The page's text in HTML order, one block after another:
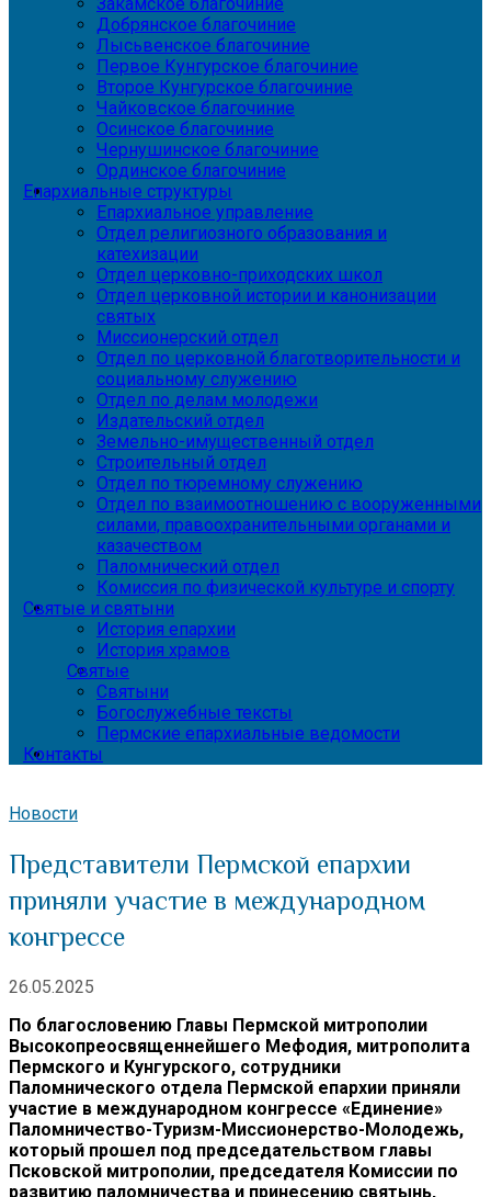
Добрянское благочиние
Лысьвенское благочиние
Первое Кунгурское благочиние
Второе Кунгурское благочиние
Чайковское благочиние
Осинское благочиние
Чернушинское благочиние
Ординское благочиние
Епархиальные структуры
Епархиальное управление
Отдел религиозного образования и
катехизации
Отдел церковно-приходских школ
Отдел церковной истории и канонизации
святых
Миссионерский отдел
Отдел по церковной благотворительности и
социальному служению
Отдел по делам молодежи
Издательский отдел
Земельно-имущественный отдел
Строительный отдел
Отдел по тюремному служению
Отдел по взаимоотношению с вооруженными
силами, правоохранительными органами и
казачеством
Паломнический отдел
Комиссия по физической культуре и спорту
Святые и святыни
История епархии
История храмов
Святые
Святыни
Богослужебные тексты
Пермские епархиальные ведомости
Контакты
Новости
Представители Пермской епархии
приняли участие в международном
конгрессе
26.05.2025
По благословению Главы Пермской митрополии
Высокопреосвященнейшего Мефодия, митрополита
Пермского и Кунгурского, сотрудники
Паломнического отдела Пермской епархии приняли
участие в международном конгрессе «Единение»
Паломничество-Туризм-Миссионерство-Молодежь,
который прошел под председательством главы
Псковской митрополии, председателя Комиссии по
развитию паломничества и принесению святынь,